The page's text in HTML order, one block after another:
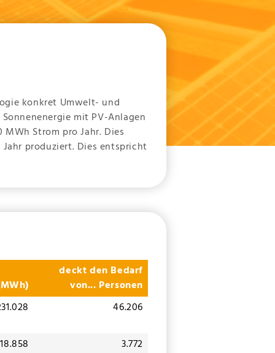
konkret Umwelt- und
mit PV-Anlagen
Strom pro Jahr. Dies
produziert. Dies entspricht
deckt den Bedarf
von... Personen
46.206
18.858 3.772